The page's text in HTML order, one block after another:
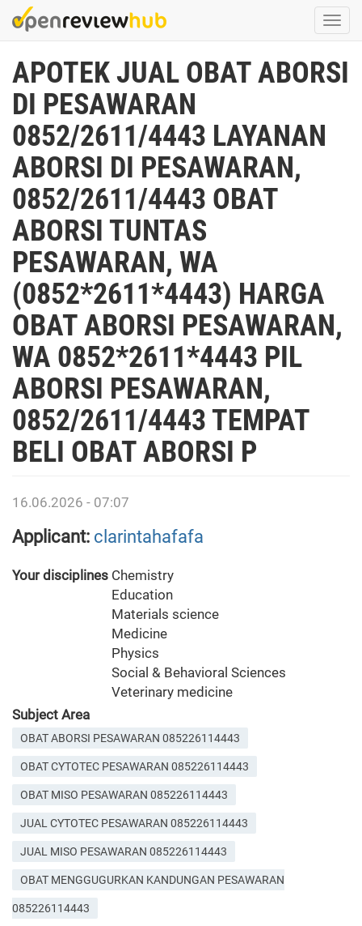
Skip
to
content
APOTEK JUAL OBAT ABORSI
DI PESAWARAN
0852/2611/4443 LAYANAN
ABORSI DI PESAWARAN,
0852/2611/4443 OBAT
ABORSI TUNTAS
PESAWARAN, WA
(0852*2611*4443) HARGA
OBAT ABORSI PESAWARAN,
WA 0852*2611*4443 PIL
ABORSI PESAWARAN,
0852/2611/4443 TEMPAT
BELI OBAT ABORSI P
16.06.2026 - 07:07
Applicant: clarintahafafa
Your disciplines Chemistry
Education
Materials science
Medicine
Physics
Social & Behavioral Sciences
Veterinary medicine
Subject Area
OBAT ABORSI PESAWARAN 085226114443
OBAT CYTOTEC PESAWARAN 085226114443
OBAT MISO PESAWARAN 085226114443
JUAL CYTOTEC PESAWARAN 085226114443
JUAL MISO PESAWARAN 085226114443
OBAT MENGGUGURKAN KANDUNGAN PESAWARAN
085226114443